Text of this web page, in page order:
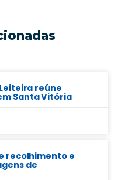
reúne
Santa Vitória
recolhimento e
de